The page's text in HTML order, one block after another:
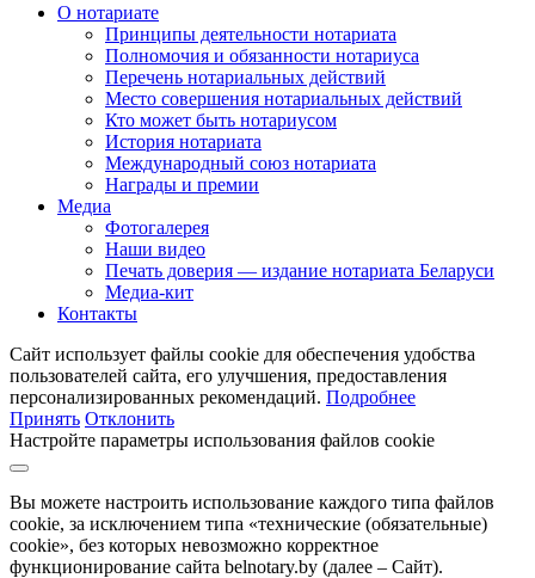
О нотариате
Принципы деятельности нотариата
Полномочия и обязанности нотариуса
Перечень нотариальных действий
Место совершения нотариальных действий
Кто может быть нотариусом
История нотариата
Международный союз нотариата
Награды и премии
Медиа
Фотогалерея
Наши видео
Печать доверия — издание нотариата Беларуси
Медиа-кит
Контакты
Сайт использует файлы cookie для обеспечения удобства
пользователей сайта, его улучшения, предоставления
персонализированных рекомендаций. Подробнее
Принять Отклонить
Настройте параметры использования файлов cookie
Вы можете настроить использование каждого типа файлов
cookie, за исключением типа «технические (обязательные)
cookie», без которых невозможно корректное
функционирование сайта belnotary.by (далее – Сайт).